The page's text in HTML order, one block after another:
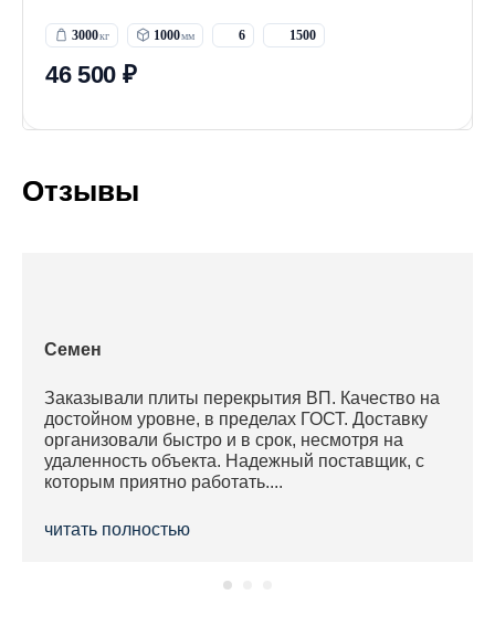
3000 1000 6 1500
46 500 ₽
Отзывы
Заказывали плиты перекрытия ВП. Качество на
достойном уровне, в пределах ГОСТ. Доставку
организовали быстро и в срок, несмотря на
удаленность объекта. Надежный поставщик, с
которым приятно работать....
читать полностью
Семен